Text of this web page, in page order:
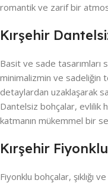
romantik ve zarif bir
Kırşehir
Basit ve sade tasarımları
minimalizmin ve sadeliğin
detaylardan uzaklaşarak
Dantelsiz bohçalar, evlilik
katmanın mükemmel bir
Kırşehir
Fiyonklu bohçalar, şıklığı